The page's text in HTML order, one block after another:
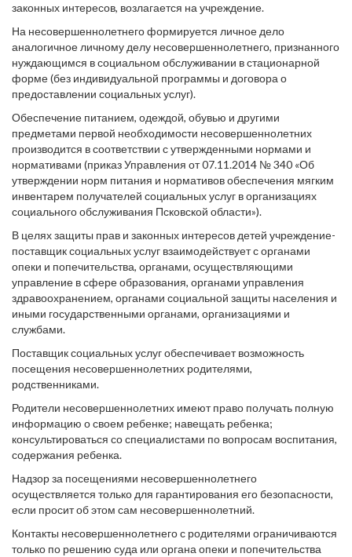
законных интересов, возлагается на учреждение.
На несовершеннолетнего формируется личное дело
аналогичное личному делу несовершеннолетнего, признанного
нуждающимся в социальном обслуживании в стационарной
форме (без индивидуальной программы и договора о
предоставлении социальных услуг).
Обеспечение питанием, одеждой, обувью и другими
предметами первой необходимости несовершеннолетних
производится в соответствии с утвержденными нормами и
нормативами (приказ Управления от 07.11.2014 № 340 «Об
утверждении норм питания и нормативов обеспечения мягким
инвентарем получателей социальных услуг в организациях
социального обслуживания Псковской области»).
В целях защиты прав и законных интересов детей учреждение-
поставщик социальных услуг взаимодействует с органами
опеки и попечительства, органами, осуществляющими
управление в сфере образования, органами управления
здравоохранением, органами социальной защиты населения и
иными государственными органами, организациями и
службами.
Поставщик социальных услуг обеспечивает возможность
посещения несовершеннолетних родителями,
родственниками.
Родители несовершеннолетних имеют право получать полную
информацию о своем ребенке; навещать ребенка;
консультироваться со специалистами по вопросам воспитания,
содержания ребенка.
Надзор за посещениями несовершеннолетнего
осуществляется только для гарантирования его безопасности,
если просит об этом сам несовершеннолетний.
Контакты несовершеннолетнего с родителями ограничиваются
только по решению суда или органа опеки и попечительства